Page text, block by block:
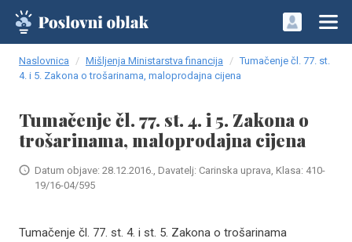
Naslovnica Mišljenja Ministarstva financija
Tumačenje čl. 77. st.
4. i 5. Zakona o trošarinama, maloprodajna cijena
Tumačenje čl. 77. st. 4. i 5. Zakona o
trošarinama, maloprodajna cijena
Datum objave: 28.12.2016., Davatelj: Carinska uprava, Klasa: 410-
19/16-04/595
Tumačenje čl. 77. st. 4. i st. 5. Zakona o trošarinama